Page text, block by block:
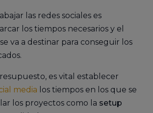
las redes sociales es
los tiempos necesarios y el
va a destinar para conseguir los
es vital establecer
media los tiempos en los que se
los proyectos como la setup